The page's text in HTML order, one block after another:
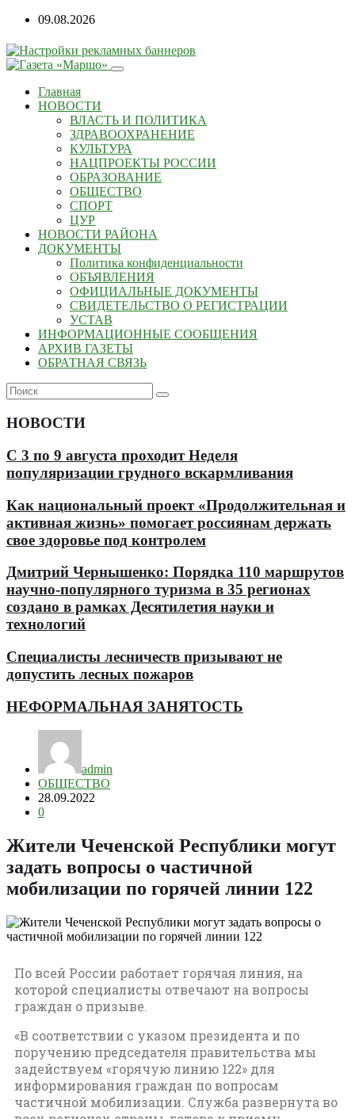
09.08.2026
Главная
НОВОСТИ
ВЛАСТЬ И ПОЛИТИКА
ЗДРАВООХРАНЕНИЕ
КУЛЬТУРА
НАЦПРОЕКТЫ РОССИИ
ОБРАЗОВАНИЕ
ОБЩЕСТВО
СПОРТ
ЦУР
НОВОСТИ РАЙОНА
ДОКУМЕНТЫ
Политика конфиденциальности
ОБЪЯВЛЕНИЯ
ОФИЦИАЛЬНЫЕ ДОКУМЕНТЫ
СВИДЕТЕЛЬСТВО О РЕГИСТРАЦИИ
УСТАВ
ИНФОРМАЦИОННЫЕ СООБЩЕНИЯ
АРХИВ ГАЗЕТЫ
ОБРАТНАЯ СВЯЗЬ
НОВОСТИ
С 3 по 9 августа проходит Неделя
популяризации грудного вскармливания
Как национальный проект «Продолжительная и
активная жизнь» помогает россиянам держать
свое здоровье под контролем
Дмитрий Чернышенко: Порядка 110 маршрутов
научно-популярного туризма в 35 регионах
создано в рамках Десятилетия науки и
технологий
Специалисты лесничеств призывают не
допустить лесных пожаров
НЕФОРМАЛЬНАЯ ЗАНЯТОСТЬ
admin
ОБЩЕСТВО
28.09.2022
0
Жители Чеченской Республики могут
задать вопросы о частичной
мобилизации по горячей линии 122
По всей России работает горячая линия, на
которой специалисты отвечают на вопросы
граждан о призыве.
«В соответствии с указом президента и по
поручению председателя правительства мы
задействуем «горячую линию 122» для
информирования граждан по вопросам
частичной мобилизации. Служба развернута во